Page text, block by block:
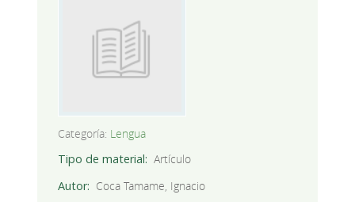
Categoría: Lengua
Tipo de material
Artículo
Autor
Coca Tamame, Ignacio